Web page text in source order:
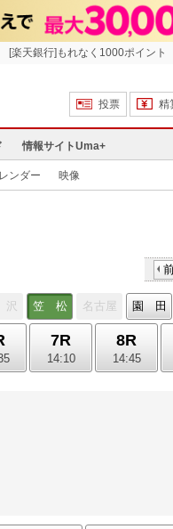
[楽天銀行]もれなく1000ポイント
投票
精
情報サイトUma+
ンダー 映像
笠 松 名古屋 園 田
7R
14:10
8R
14:45